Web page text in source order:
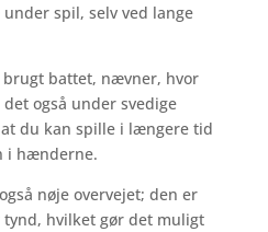
spil, selv ved lange
battet, nævner, hvor
også under svedige
du kan spille i længere tid
i hænderne.
nøje overvejet; den er
hvilket gør det muligt